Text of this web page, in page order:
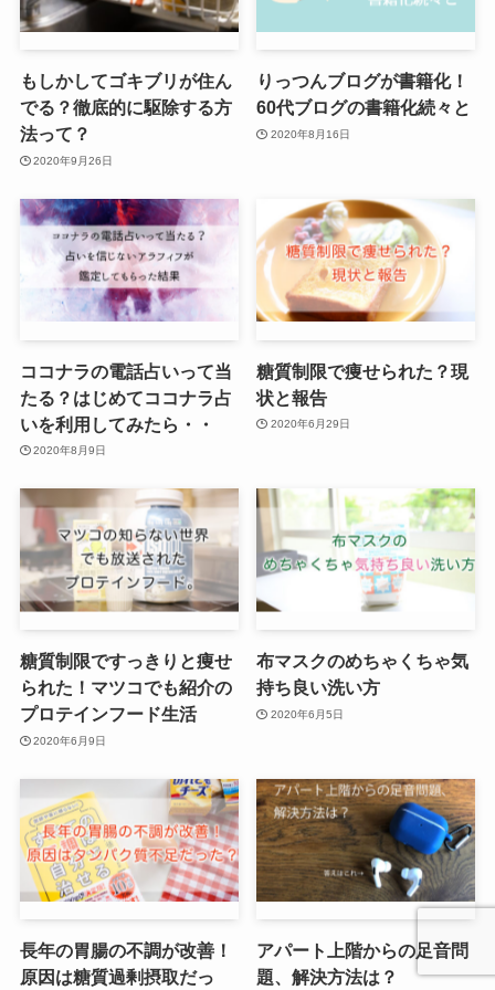
もしかしてゴキブリが住ん
でる？徹底的に駆除する方
法って？
2020年9月26日
りっつんブログが書籍化！
60代ブログの書籍化続々と
2020年8月16日
ココナラの電話占いって当
たる？はじめてココナラ占
いを利用してみたら・・
2020年8月9日
糖質制限で痩せられた？現
状と報告
2020年6月29日
糖質制限ですっきりと痩せ
られた！マツコでも紹介の
プロテインフード生活
2020年6月9日
布マスクのめちゃくちゃ気
持ち良い洗い方
2020年6月5日
長年の胃腸の不調が改善！
原因は糖質過剰摂取だっ
アパート上階からの足音問
題、解決方法は？